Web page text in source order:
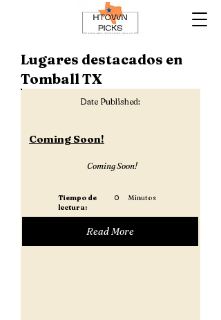
Lugares destacados en
Tomball TX
Date Published:
Coming Soon!
Coming Soon!
Tiempo de
lectura:
0 Minutos
Read More